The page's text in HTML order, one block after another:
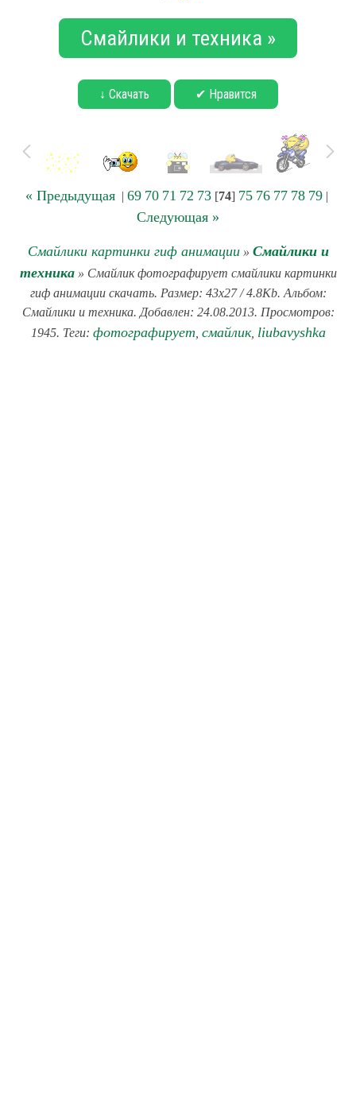
Смайлики и техника »
↓ Скачать ✔ Нравится
« Предыдущая| 69 70 71 72 73[74] 75 76 77 78 79|
Следующая »
Смайлики картинки гиф анимации» Смайлики и
техника» Смайлик фотографирует смайлики картинки
гиф анимации скачать. Размер: 43x27 / 4.8Kb. Альбом:
Смайлики и техника. Добавлен: 24.08.2013. Просмотров:
1945. Теги: фотографирует смайлик, liubavyshka